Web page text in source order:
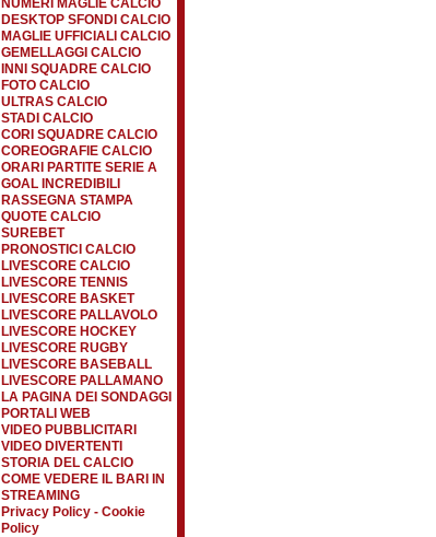
NUMERI MAGLIE CALCIO
DESKTOP SFONDI CALCIO
MAGLIE UFFICIALI CALCIO
GEMELLAGGI CALCIO
INNI SQUADRE CALCIO
FOTO CALCIO
ULTRAS CALCIO
STADI CALCIO
CORI SQUADRE CALCIO
COREOGRAFIE CALCIO
ORARI PARTITE SERIE A
GOAL INCREDIBILI
RASSEGNA STAMPA
QUOTE CALCIO
SUREBET
PRONOSTICI CALCIO
LIVESCORE CALCIO
LIVESCORE TENNIS
LIVESCORE BASKET
LIVESCORE PALLAVOLO
LIVESCORE HOCKEY
LIVESCORE RUGBY
LIVESCORE BASEBALL
LIVESCORE PALLAMANO
LA PAGINA DEI SONDAGGI
PORTALI WEB
VIDEO PUBBLICITARI
VIDEO DIVERTENTI
STORIA DEL CALCIO
COME VEDERE IL BARI IN
STREAMING
Privacy Policy - Cookie
Policy